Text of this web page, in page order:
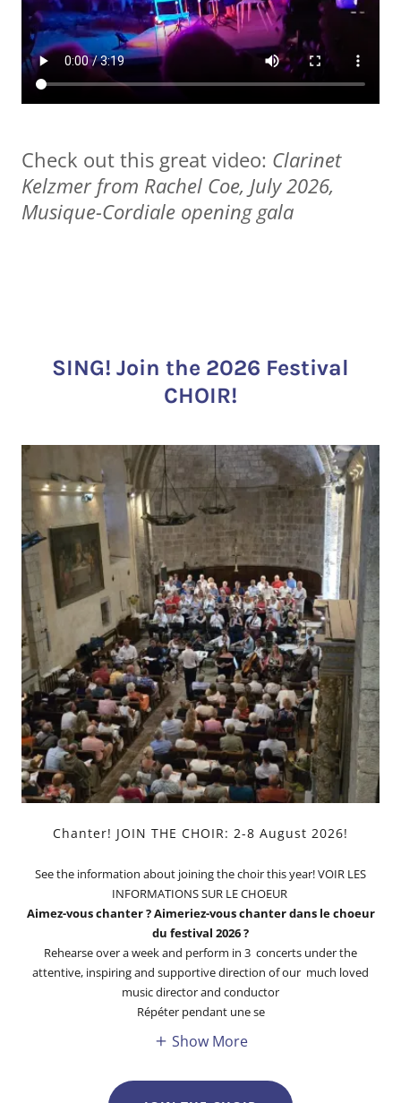
Check out this great video: Clarinet
Kelzmer from Rachel Coe, July 2026,
Musique-Cordiale opening gala
SING! Join the 2026 Festival
CHOIR!
Chanter! JOIN THE CHOIR: 2-8 August 2026!
See the information about joining the choir this year! VOIR LES
INFORMATIONS SUR LE CHOEUR
Aimez-vous chanter ? Aimeriez-vous chanter dans le choeur
du festival 2026 ?
Rehearse over a week and perform in 3 concerts under the
attentive, inspiring and supportive direction of our much loved
music director and conductor
Répéter pendant une se
Show More